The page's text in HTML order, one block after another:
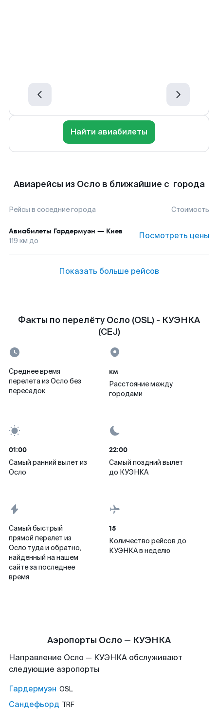
Найти авиабилеты
Авиарейсы из Осло в ближайшие с города
Рейсы в соседние города Стоимость
Авиабилеты Гардермуэн — Киев
119 км до Посмотреть цены
Показать больше рейсов
Факты по перелёту Осло (OSL) - КУЭНКА
(CEJ)
Среднее время
перелета из Осло без
пересадок
км
Расстояние между
городами
01:00
Самый ранний вылет из
Осло
22:00
Самый поздний вылет
до КУЭНКА
Самый быстрый
прямой перелет из
Осло туда и обратно,
найденный на нашем
сайте за последнее
время
15
Количество рейсов до
КУЭНКА в неделю
Аэропорты Осло — КУЭНКА
Направление Осло — КУЭНКА обслуживают
следующие аэропорты
Гардермуэн OSL
Сандефьорд TRF